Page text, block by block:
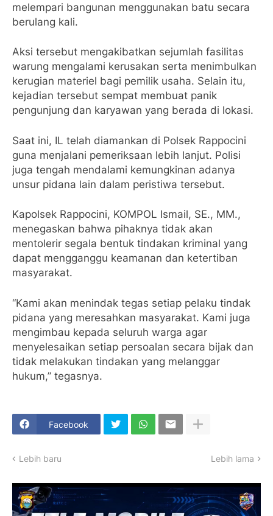
melempari bangunan menggunakan batu secara
berulang kali.
Aksi tersebut mengakibatkan sejumlah fasilitas
warung mengalami kerusakan serta menimbulkan
kerugian materiel bagi pemilik usaha. Selain itu,
kejadian tersebut sempat membuat panik
pengunjung dan karyawan yang berada di lokasi.
Saat ini, IL telah diamankan di Polsek Rappocini
guna menjalani pemeriksaan lebih lanjut. Polisi
juga tengah mendalami kemungkinan adanya
unsur pidana lain dalam peristiwa tersebut.
Kapolsek Rappocini, KOMPOL Ismail, SE., MM.,
menegaskan bahwa pihaknya tidak akan
mentolerir segala bentuk tindakan kriminal yang
dapat mengganggu keamanan dan ketertiban
masyarakat.
“Kami akan menindak tegas setiap pelaku tindak
pidana yang meresahkan masyarakat. Kami juga
mengimbau kepada seluruh warga agar
menyelesaikan setiap persoalan secara bijak dan
tidak melakukan tindakan yang melanggar
hukum,” tegasnya.
Facebook
Lebih baru Lebih lama